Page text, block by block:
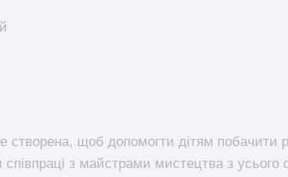
щоб допомогти дітям побачити
з майстрами мистецтва з усього